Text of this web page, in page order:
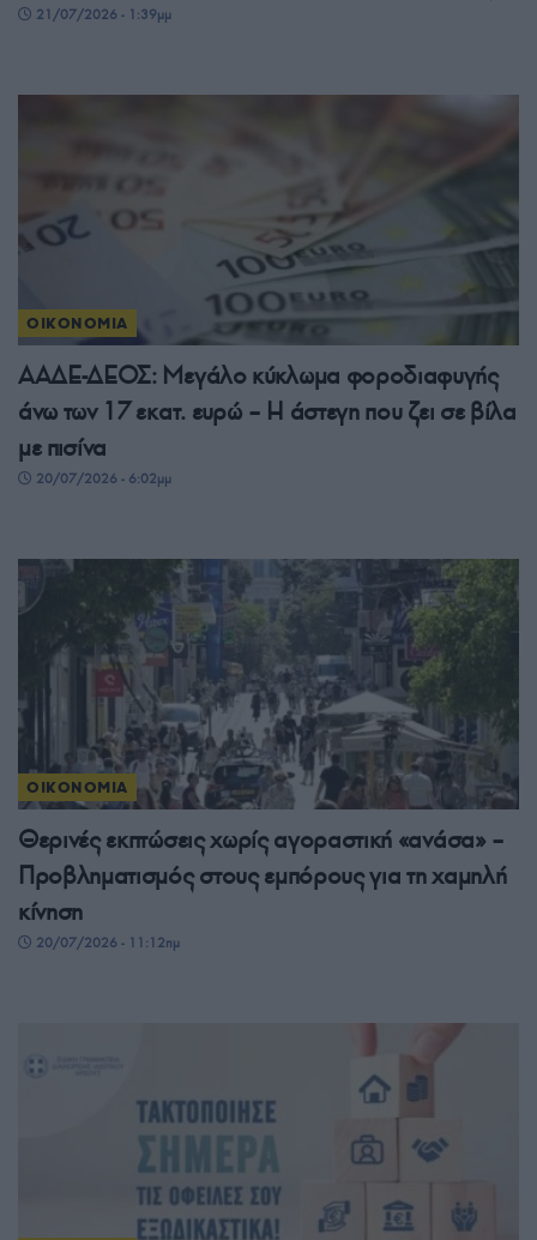
21/07/2026 - 1:39μμ
ΟΙΚΟΝΟΜΙΑ
ΑΑΔΕ-ΔΕΟΣ: Μεγάλο κύκλωμα φοροδιαφυγής
άνω των 17 εκατ. ευρώ – Η άστεγη που ζει σε βίλα
με πισίνα
20/07/2026 - 6:02μμ
ΟΙΚΟΝΟΜΙΑ
Θερινές εκπτώσεις χωρίς αγοραστική «ανάσα» –
Προβληματισμός στους εμπόρους για τη χαμηλή
κίνηση
20/07/2026 - 11:12πμ